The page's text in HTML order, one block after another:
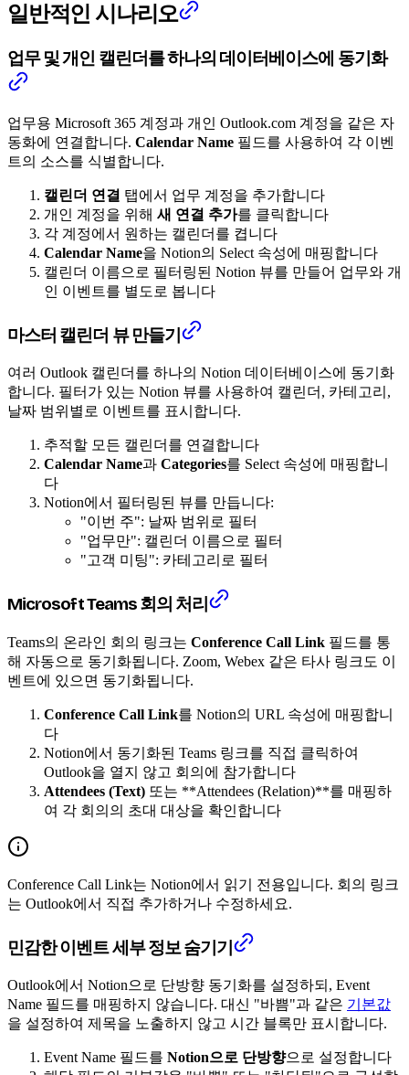
일반적인 시나리오
업무 및 개인 캘린더를 하나의 데이터베이스에 동기화
업무용 Microsoft 365 계정과 개인 Outlook.com 계정을 같은 자
동화에 연결합니다. Calendar Name 필드를 사용하여 각 이벤
트의 소스를 식별합니다.
캘린더 연결 탭에서 업무 계정을 추가합니다
개인 계정을 위해 새 연결 추가를 클릭합니다
각 계정에서 원하는 캘린더를 켭니다
Calendar Name을 Notion의 Select 속성에 매핑합니다
캘린더 이름으로 필터링된 Notion 뷰를 만들어 업무와 개
인 이벤트를 별도로 봅니다
마스터 캘린더 뷰 만들기
여러 Outlook 캘린더를 하나의 Notion 데이터베이스에 동기화
합니다. 필터가 있는 Notion 뷰를 사용하여 캘린더, 카테고리,
날짜 범위별로 이벤트를 표시합니다.
추적할 모든 캘린더를 연결합니다
Calendar Name과 Categories를 Select 속성에 매핑합니
다
Notion에서 필터링된 뷰를 만듭니다:
"이번 주": 날짜 범위로 필터
"업무만": 캘린더 이름으로 필터
"고객 미팅": 카테고리로 필터
Microsoft Teams 회의 처리
Teams의 온라인 회의 링크는 Conference Call Link 필드를 통
해 자동으로 동기화됩니다. Zoom, Webex 같은 타사 링크도 이
벤트에 있으면 동기화됩니다.
Conference Call Link를 Notion의 URL 속성에 매핑합니
다
Notion에서 동기화된 Teams 링크를 직접 클릭하여
Outlook을 열지 않고 회의에 참가합니다
Attendees (Text) 또는 **Attendees (Relation)**를 매핑하
여 각 회의의 초대 대상을 확인합니다
Conference Call Link는 Notion에서 읽기 전용입니다. 회의 링크
는 Outlook에서 직접 추가하거나 수정하세요.
민감한 이벤트 세부 정보 숨기기
Outlook에서 Notion으로 단방향 동기화를 설정하되, Event
Name 필드를 매핑하지 않습니다. 대신 "바쁨"과 같은 기본값
을 설정하여 제목을 노출하지 않고 시간 블록만 표시합니다.
Event Name 필드를 Notion으로 단방향으로 설정합니다